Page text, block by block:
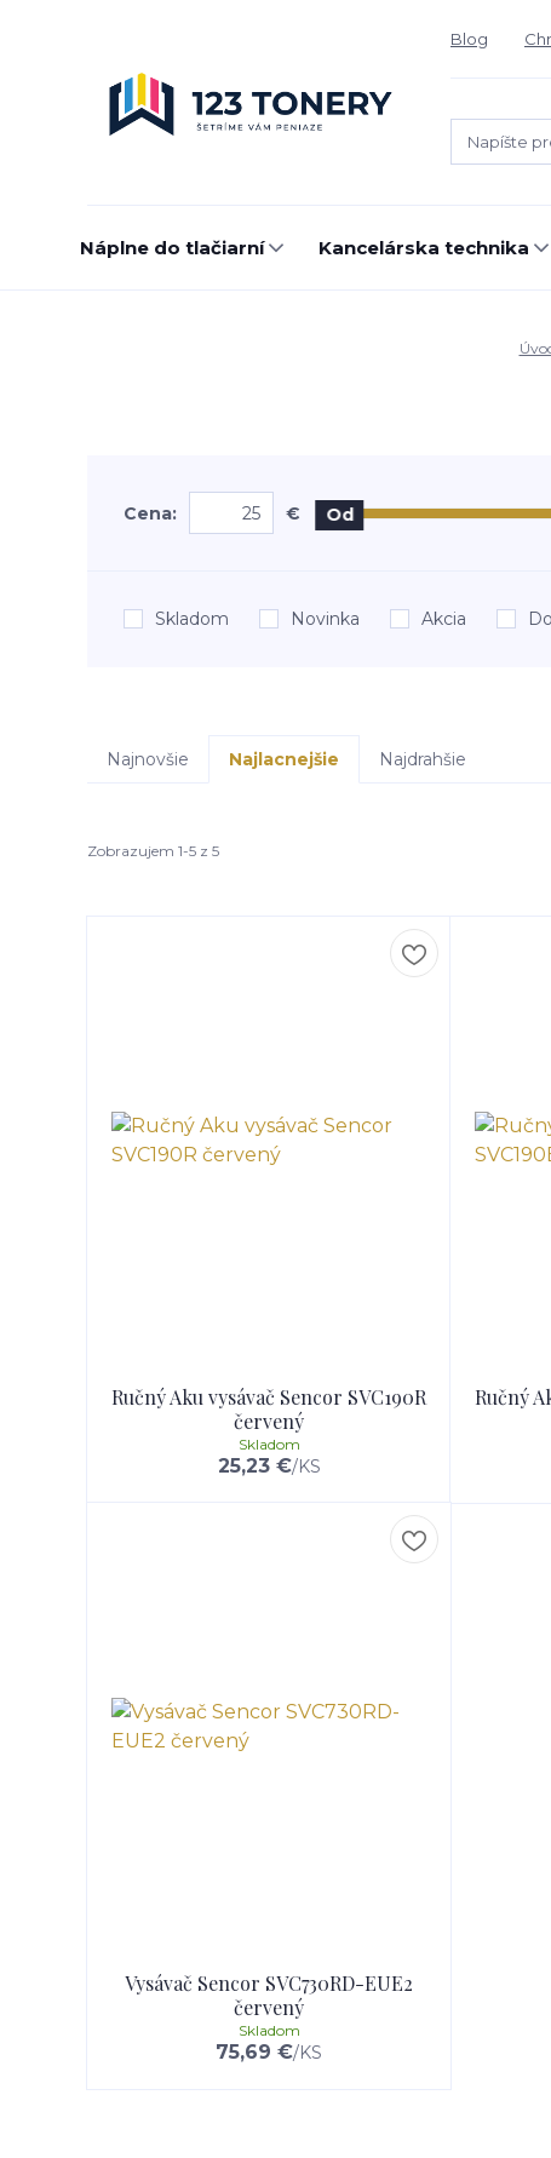
Blog
Náplne do tlačiarní Kancelárska technika
Cena: € Od
Skladom Novinka Akcia
Najnovšie Najlacnejšie Najdrahšie
Zobrazujem 1-5 z 5
Ručný Aku vysávač Sencor SVC190R
červený
25,23 €/KS
Skladom
Ručný
Vysávač Sencor SVC730RD-EUE2
červený
75,69 €/KS
Skladom